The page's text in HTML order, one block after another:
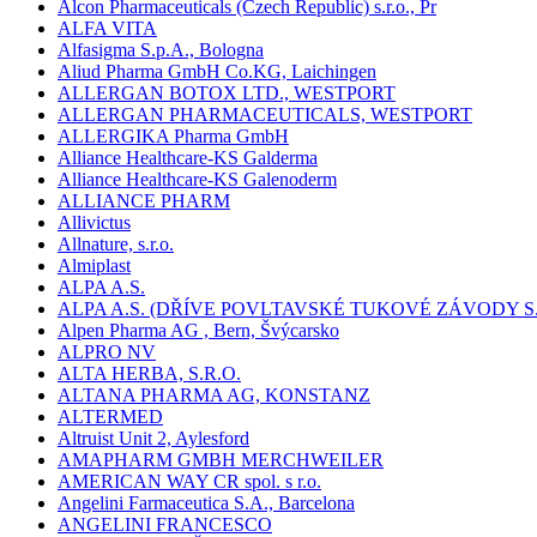
Alcon Pharmaceuticals (Czech Republic) s.r.o., Pr
ALFA VITA
Alfasigma S.p.A., Bologna
Aliud Pharma GmbH Co.KG, Laichingen
ALLERGAN BOTOX LTD., WESTPORT
ALLERGAN PHARMACEUTICALS, WESTPORT
ALLERGIKA Pharma GmbH
Alliance Healthcare-KS Galderma
Alliance Healthcare-KS Galenoderm
ALLIANCE PHARM
Allivictus
Allnature, s.r.o.
Almiplast
ALPA A.S.
ALPA A.S. (DŘÍVE POVLTAVSKÉ TUKOVÉ ZÁVODY
Alpen Pharma AG , Bern, Švýcarsko
ALPRO NV
ALTA HERBA, S.R.O.
ALTANA PHARMA AG, KONSTANZ
ALTERMED
Altruist Unit 2, Aylesford
AMAPHARM GMBH MERCHWEILER
AMERICAN WAY CR spol. s r.o.
Angelini Farmaceutica S.A., Barcelona
ANGELINI FRANCESCO